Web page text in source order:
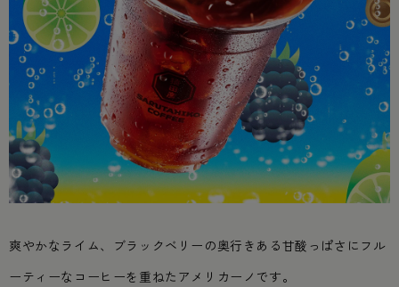
爽やかなライム、ブラックベリーの奥行きある甘酸っぱさにフル
ーティーなコーヒーを重ねたアメリカーノです。